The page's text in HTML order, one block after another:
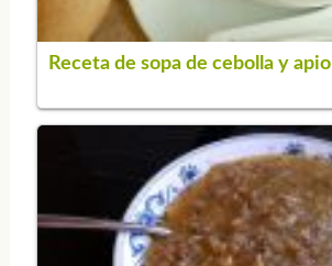
Receta de sopa de cebolla y apio